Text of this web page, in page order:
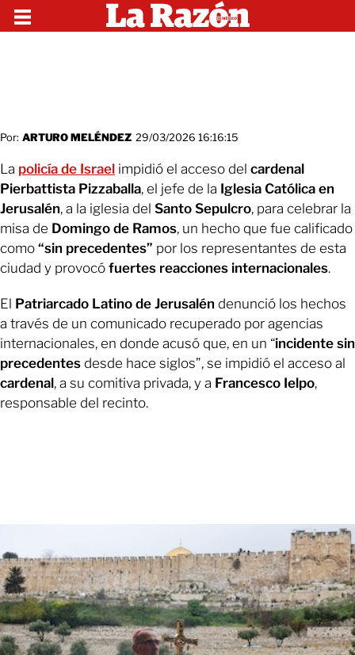
Por: ARTURO MELÉNDEZ 29/03/2026 16:16:15
La policía de Israel impidió el acceso del cardenal
Pierbattista Pizzaballa, el jefe de la Iglesia Católica en
Jerusalén, a la iglesia del Santo Sepulcro, para celebrar la
misa de Domingo de Ramos, un hecho que fue calificado
como “sin precedentes” por los representantes de esta
ciudad y provocó fuertes reacciones internacionales.
El Patriarcado Latino de Jerusalén denunció los hechos
a través de un comunicado recuperado por agencias
internacionales, en donde acusó que, en un “incidente sin
precedentes desde hace siglos”, se impidió el acceso al
cardenal, a su comitiva privada, y a Francesco Ielpo,
responsable del recinto.